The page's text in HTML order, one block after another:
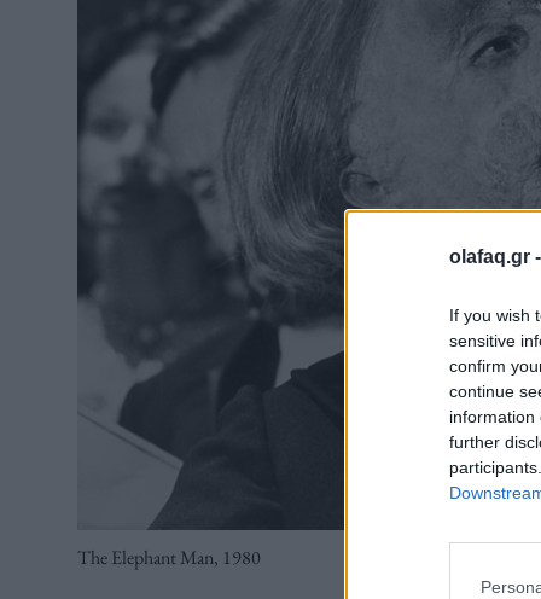
olafaq.gr -
If you wish
sensitive
confirm
continue
information
further
The Elephant Man, 1980